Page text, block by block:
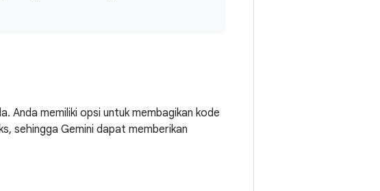
Anda memiliki opsi untuk membagikan kode
sehingga Gemini dapat memberikan